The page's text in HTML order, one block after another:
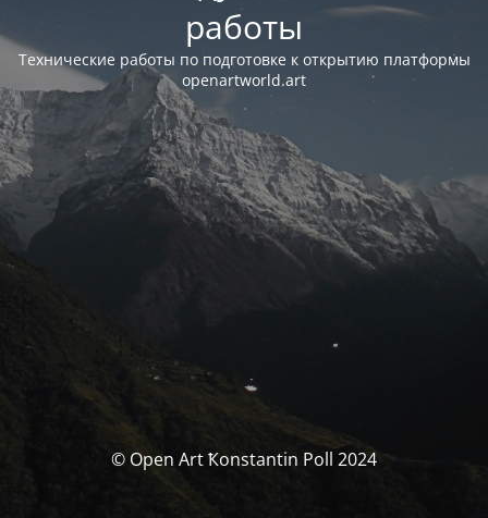
работы
Технические работы по подготовке к открытию платформы
openartworld.art
© Open Art Ҟonstantin Poll 2024